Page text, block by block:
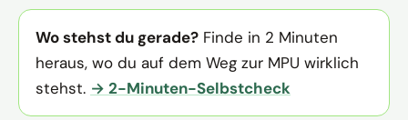
Wo stehst du gerade? Finde in 2 Minuten
heraus, wo du auf dem Weg zur MPU wirklich
stehst. → 2-Minuten-Selbstcheck